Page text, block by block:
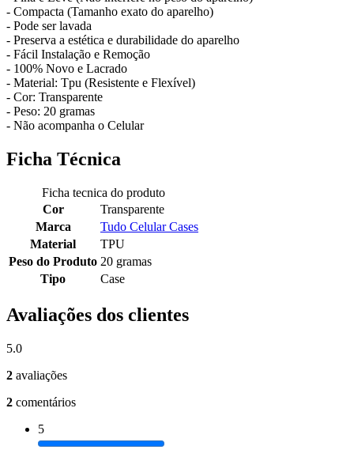
- Compacta (Tamanho exato do aparelho)
- Pode ser lavada
- Preserva a estética e durabilidade do aparelho
- Fácil Instalação e Remoção
- 100% Novo e Lacrado
- Material: Tpu (Resistente e Flexível)
- Cor: Transparente
- Peso: 20 gramas
- Não acompanha o Celular
Ficha Técnica
Ficha tecnica do produto
Cor
Transparente
Marca
Tudo Celular Cases
Material
TPU
Peso do Produto 20 gramas
Tipo
Case
Avaliações dos clientes
5.0
2 avaliações
2 comentários
5